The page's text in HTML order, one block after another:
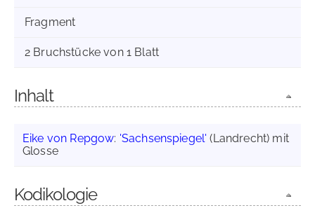
Fragment
2 Bruchstücke von 1 Blatt
Inhalt
Eike von Repgow: 'Sachsenspiegel' (Landrecht) mit
Glosse
Kodikologie